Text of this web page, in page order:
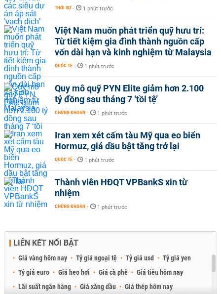
THỜI SỰ - 1 phút trước
Việt Nam muốn phát triển quỹ hưu trí:
Từ tiết kiệm gia đình thành nguồn cấp
vốn dài hạn và kinh nghiệm từ Malaysia
QUỐC TẾ - 1 phút trước
Quy mô quỹ PYN Elite giảm hơn 2.100
tỷ đồng sau tháng 7 ‘tồi tệ’
CHỨNG KHOÁN - 1 phút trước
Iran xem xét cấm tàu Mỹ qua eo biển
Hormuz, giá dầu bật tăng trở lại
QUỐC TẾ - 1 phút trước
Thành viên HĐQT VPBankS xin từ
nhiệm
CHỨNG KHOÁN - 1 phút trước
LIÊN KẾT NỔI BẬT
Giá vàng hôm nay Tỷ giá ngoại tệ Tỷ giá usd
Tỷ giá yen
Tỷ giá euro
Giá heo hơi Giá cà phê
Giá tiêu hôm nay
Lãi suất ngân hàng
Giá xăng dầu Giá thép hôm nay